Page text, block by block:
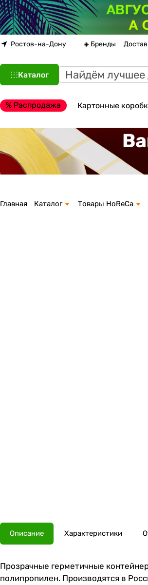
Ростов-на-Дону ◈ Бренды
Каталог
% Распродажа Картонные
Главная Каталог Товары HoReCa
Описание Характеристики
Прозрачные герметичные
полипропилен. Производятся в